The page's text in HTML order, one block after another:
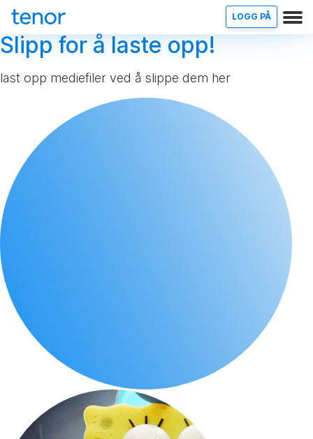
LOGG PÅ
Slipp for å laste opp!
last opp mediefiler ved å slippe dem her